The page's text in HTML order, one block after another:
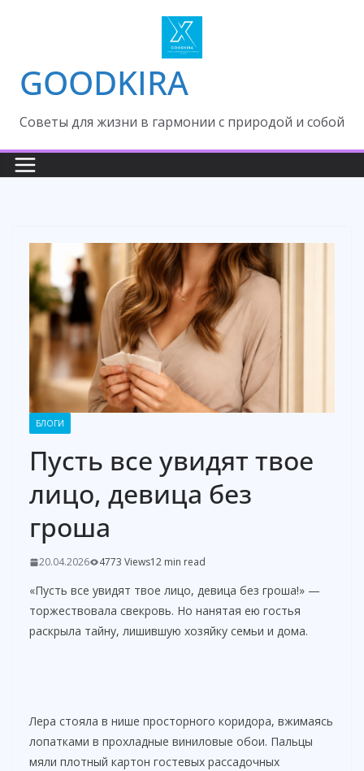
GOODKIRA
Cоветы для жизни в гармонии с природой и собой
БЛОГИ
Пусть все увидят твое
лицо, девица без
гроша
20.04.2026 4773 Views12 min read
«Пусть все увидят твое лицо, девица без гроша!» —
торжествовала свекровь. Но нанятая ею гостья
раскрыла тайну, лишившую хозяйку семьи и дома.
Лера стояла в нише просторного коридора, вжимаясь
лопатками в прохладные виниловые обои. Пальцы
мяли плотный картон гостевых рассадочных